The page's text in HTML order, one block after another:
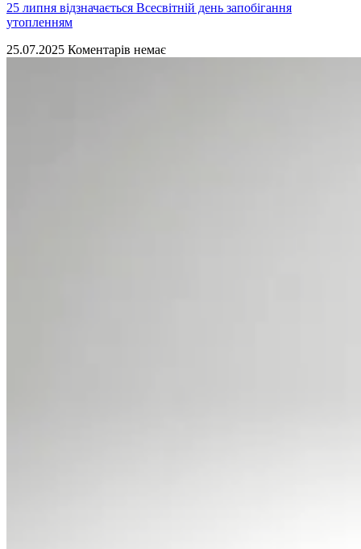
25 липня відзначається Всесвітній день запобігання
утопленням
25.07.2025 Коментарів немає